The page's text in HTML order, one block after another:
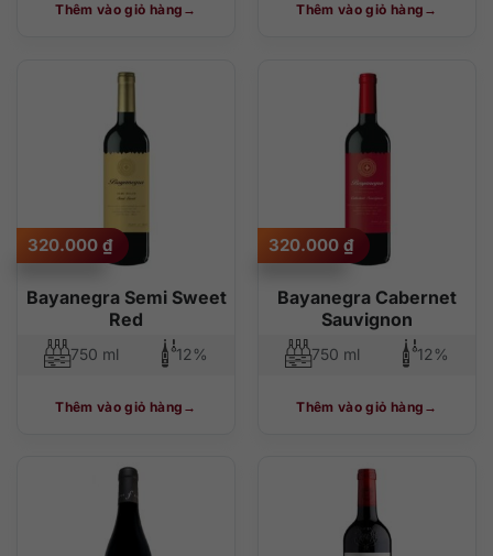
Thêm vào giỏ hàng Thêm vào giỏ hàng
Bayanegra Semi Sweet
Red
320.000 ₫
750 ml 12%
Thêm vào giỏ hàng
Bayanegra Cabernet
Sauvignon
320.000 ₫
750 ml 12%
Thêm vào giỏ hàng